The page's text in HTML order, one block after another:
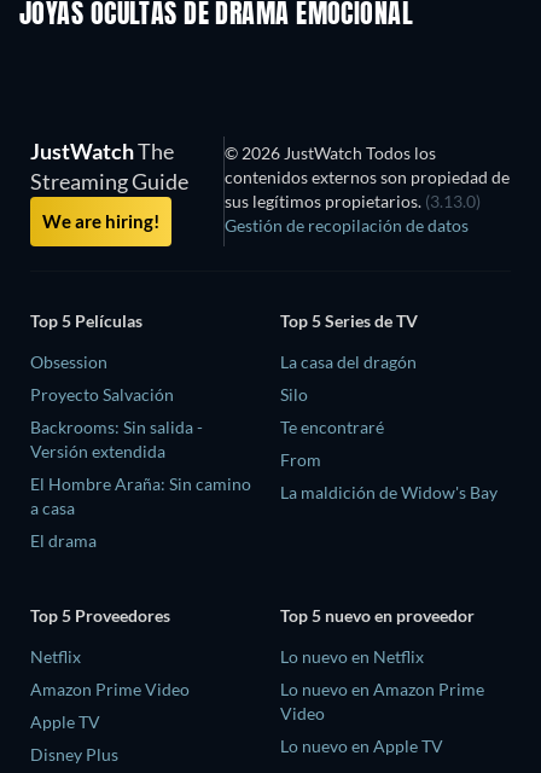
JOYAS OCULTAS DE DRAMA EMOCIONAL
JustWatchThe
Streaming Guide
We are hiring!
© 2026 JustWatch Todos los
contenidos externos son propiedad de
sus legítimos propietarios. (3.13.0)
Gestión de recopilación de datos
Top 5 Películas
Obsession
Proyecto Salvación
Backrooms: Sin salida -
Versión extendida
El Hombre Araña: Sin camino
a casa
El drama
Top 5 Series de TV
La casa del dragón
Silo
Te encontraré
From
La maldición de Widow's Bay
Top 5 Proveedores
Netflix
Amazon Prime Video
Apple TV
Disney Plus
Top 5 nuevo en proveedor
Lo nuevo en Netflix
Lo nuevo en Amazon Prime
Video
Lo nuevo en Apple TV